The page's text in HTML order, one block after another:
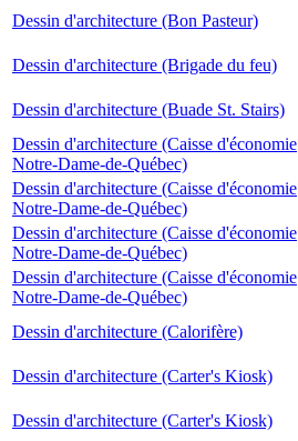
Dessin d'architecture (Bon Pasteur)
Dessin d'architecture (Brigade du feu)
Dessin d'architecture (Buade St. Stairs)
Dessin d'architecture (Caisse d'économie
Notre-Dame-de-Québec)
Dessin d'architecture (Caisse d'économie
Notre-Dame-de-Québec)
Dessin d'architecture (Caisse d'économie
Notre-Dame-de-Québec)
Dessin d'architecture (Caisse d'économie
Notre-Dame-de-Québec)
Dessin d'architecture (Calorifère)
Dessin d'architecture (Carter's Kiosk)
Dessin d'architecture (Carter's Kiosk)